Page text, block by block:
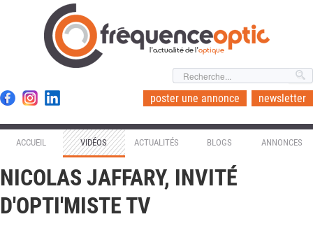
l'actualité de l'optique
poster une annonce newsletter
ACCUEIL VIDÉOS ACTUALITÉS BLOGS ANNONCES
NICOLAS JAFFARY, INVITÉ
D'OPTI'MISTE TV